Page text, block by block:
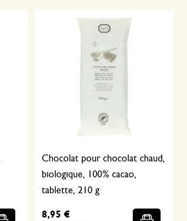
Chocolat pour chocolat chaud,
biologique, 100% cacao,
tablette, 210 g
8,95 €